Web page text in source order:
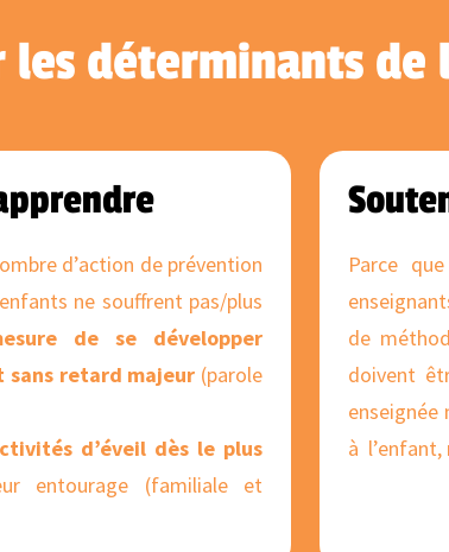
les déterminants
d’action de prévention
ne souffrent pas/plus
de se développer
sans retard majeur (parole
d’éveil dès le plus
entourage (familiale et
Parce
de
doivent
à